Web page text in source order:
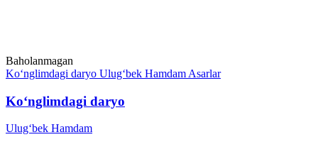
Baholanmagan
Ko‘nglimdagi daryo Ulug‘bek Hamdam Asarlar
Ko‘nglimdagi daryo
Ulug‘bek Hamdam